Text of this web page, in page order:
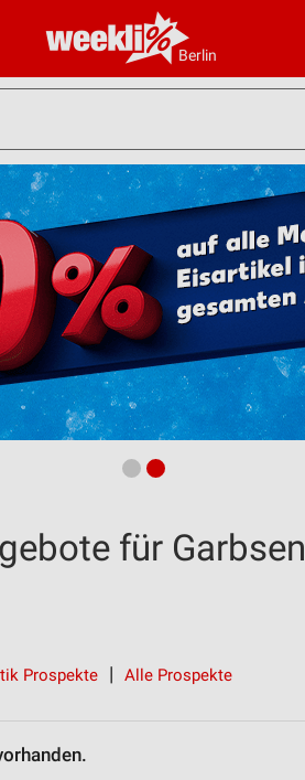
Berlin
für Garbsen
Prospekte Alle Prospekte